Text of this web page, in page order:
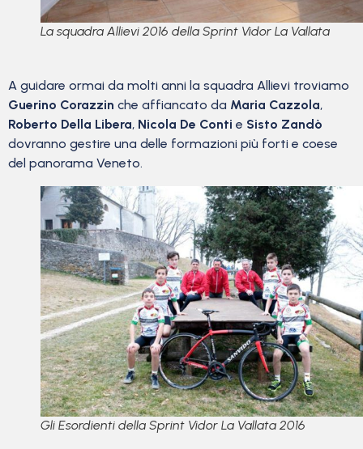
La squadra Allievi 2016 della Sprint Vidor La Vallata
A guidare ormai da molti anni la squadra Allievi troviamo
Guerino Corazzin che affiancato da Maria Cazzola,
Roberto Della Libera, Nicola De Conti e Sisto Zandò
dovranno gestire una delle formazioni più forti e coese
del panorama Veneto.
Gli Esordienti della Sprint Vidor La Vallata 2016